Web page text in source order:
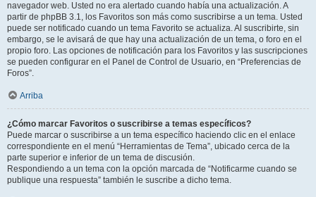
navegador web. Usted no era alertado cuando había una actualización. A
partir de phpBB 3.1, los Favoritos son más como suscribirse a un tema. Usted
puede ser notificado cuando un tema Favorito se actualiza. Al suscribirte, sin
embargo, se le avisará de que hay una actualización de un tema, o foro en el
propio foro. Las opciones de notificación para los Favoritos y las suscripciones
se pueden configurar en el Panel de Control de Usuario, en “Preferencias de
Foros”.
Arriba
¿Cómo marcar Favoritos o suscribirse a temas específicos?
Puede marcar o suscribirse a un tema específico haciendo clic en el enlace
correspondiente en el menú “Herramientas de Tema”, ubicado cerca de la
parte superior e inferior de un tema de discusión.
Respondiendo a un tema con la opción marcada de “Notificarme cuando se
publique una respuesta” también le suscribe a dicho tema.